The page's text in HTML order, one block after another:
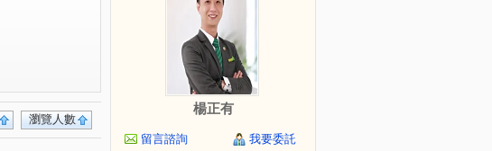
瀏覽人數
楊正有
留言諮詢
我要委託